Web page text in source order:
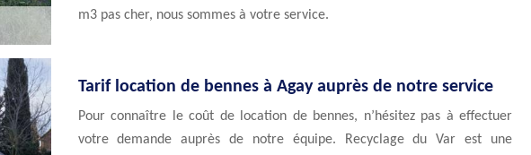
m3 pas cher, nous sommes à votre service.
Tarif location de bennes à Agay auprès de notre service
Pour connaître le coût de location de bennes, n’hésitez pas à effectuer
votre demande auprès de notre équipe. Recyclage du Var est une